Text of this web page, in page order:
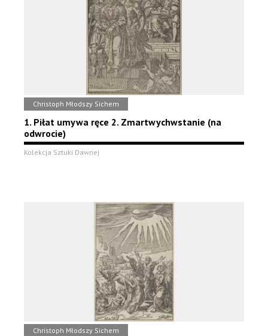
Christoph Młodszy Sichem
1. Piłat umywa ręce 2. Zmartwychwstanie (na
odwrocie)
Kolekcja Sztuki Dawnej
Christoph Młodszy Sichem